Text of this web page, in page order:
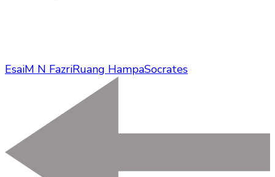
EsaiM N FazriRuang HampaSocrates